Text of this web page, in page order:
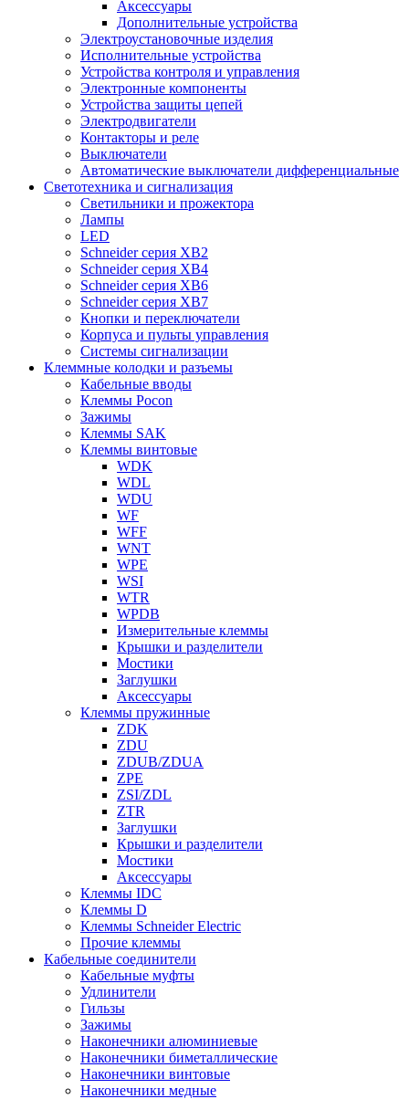
Аксессуары
Дополнительные устройства
Электроустановочные изделия
Исполнительные устройства
Устройства контроля и управления
Электронные компоненты
Устройства защиты цепей
Электродвигатели
Контакторы и реле
Выключатели
Автоматические выключатели дифференциальные
Светотехника и сигнализация
Светильники и прожектора
Лампы
LED
Schneider серия XB2
Schneider серия XB4
Schneider серия XB6
Schneider серия XB7
Кнопки и переключатели
Корпуса и пульты управления
Системы сигнализации
Клеммные колодки и разъемы
Кабельные вводы
Клеммы Pocon
Зажимы
Клеммы SAK
Клеммы винтовые
WDK
WDL
WDU
WF
WFF
WNT
WPE
WSI
WTR
WPDB
Измерительные клеммы
Крышки и разделители
Мостики
Заглушки
Аксессуары
Клеммы пружинные
ZDK
ZDU
ZDUB/ZDUA
ZPE
ZSI/ZDL
ZTR
Заглушки
Крышки и разделители
Мостики
Аксессуары
Клеммы IDC
Клеммы D
Клеммы Schneider Electric
Прочие клеммы
Кабельные соединители
Кабельные муфты
Удлинители
Гильзы
Зажимы
Наконечники алюминиевые
Наконечники биметаллические
Наконечники винтовые
Наконечники медные